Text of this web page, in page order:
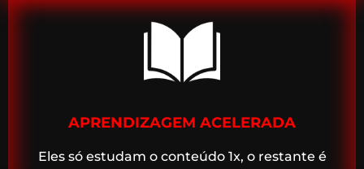
APRENDIZAGEM ACELERADA
Eles só estudam o conteúdo 1x, o restante é